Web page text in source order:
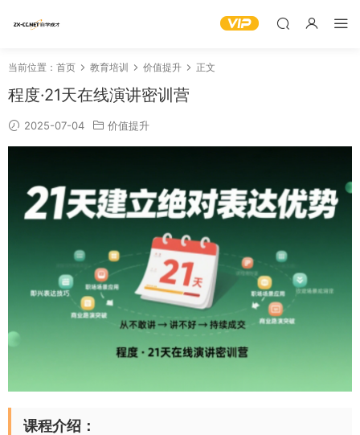
当前位置： 首页 教育培训 价值提升 正文
程度·21天在线演讲密训营
2025-07-04 价值提升
课程介绍：